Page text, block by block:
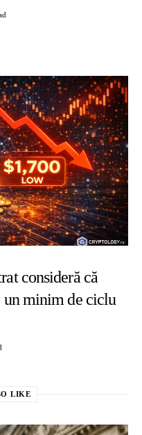
consideră că
un minim de ciclu
LIKE